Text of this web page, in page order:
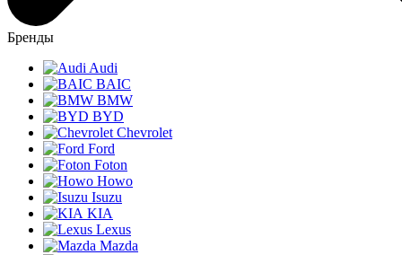
Бренды
Audi
BAIC
BMW
BYD
Chevrolet
Ford
Foton
Howo
Isuzu
KIA
Lexus
Mazda